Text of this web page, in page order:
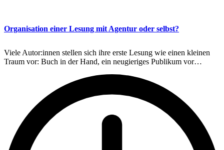
Organisation einer Lesung mit Agentur oder selbst?
Viele Autor:innen stellen sich ihre erste Lesung wie einen kleinen
Traum vor: Buch in der Hand, ein neugieriges Publikum vor…